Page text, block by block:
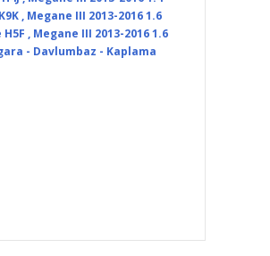
, Megane III 2013-2016 1.6
, Megane III 2013-2016 1.6
- Davlumbaz - Kaplama